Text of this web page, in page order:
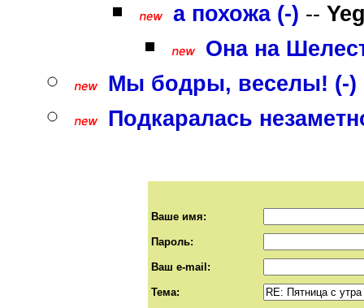
а похожа (-) --
Она на
Мы бодры, веселы! (-)
Подкаралась
Ваше имя:
Пароль:
Ваш e-mail:
Тема: